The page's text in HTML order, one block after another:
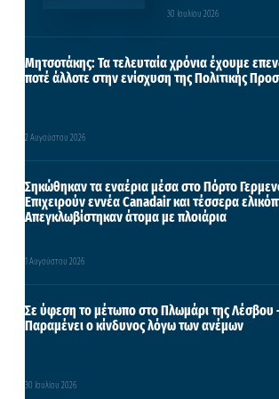
30 Ιουλίου 2026
Μητσοτάκης: Τα τελευταία χρόνια έχουμε
ποτέ άλλοτε στην ενίσχυση της Πολιτικής
2 Αυγούστου 2026
Σηκώθηκαν τα εναέρια μέσα στο Πόρτο
Επιχειρούν εννέα Canadair και τέσσερα
Απεγκλωβίστηκαν άτομα με πλοιάρια
1 Αυγούστου 2026
Σε ύφεση το μέτωπο στο Πλωμάρι της Λέσβου
Παραμένει ο κίνδυνος λόγω των ανέμων
30 Ιουλίου 2026